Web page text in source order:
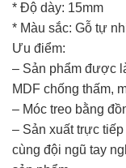
* Độ dày: 15mm
* Màu sắc: Gỗ tự
Ưu điểm:
– Sản phẩm được
MDF chống thấm,
– Móc treo bằng
– Sản xuất trực
cùng đội ngũ tay